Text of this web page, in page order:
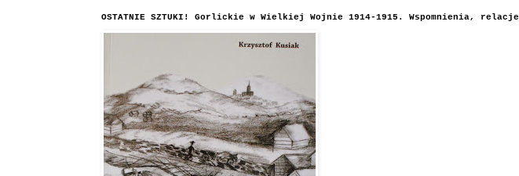
OSTATNIE SZTUKI! Gorlickie w Wielkiej Wojnie 1914-1915. Wspomnienia,